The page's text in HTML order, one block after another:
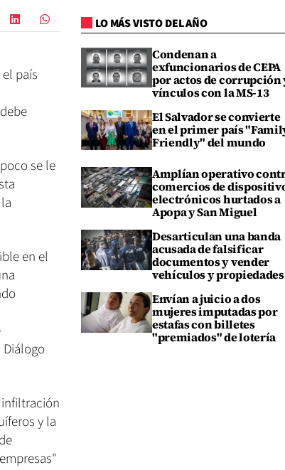
país
se le
en el
infiltración
y la
LO MÁS VISTO DEL AÑO
Condenan a
exfuncionarios de CEPA
por actos de corrupción
vínculos con la MS-13
El Salvador se convierte
en el primer país
Friendly" del mundo
Amplían operativo
comercios de
electrónicos hurtados a
Apopa y San Miguel
Desarticulan una banda
acusada de falsificar
documentos y vender
vehículos y propiedades
Envían a juicio a dos
mujeres imputadas por
estafas con billetes
"premiados" de lotería